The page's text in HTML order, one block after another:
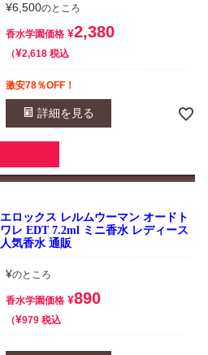
¥6,500のところ
香水学園価格 ¥2,380
¥2,618 税込
激安78％OFF！
詳細を見る
エロックス レルムウーマン オードト
ワレ EDT 7.2ml ミニ香水 レディース
人気香水 通販
¥のところ
香水学園価格 ¥890
¥979 税込